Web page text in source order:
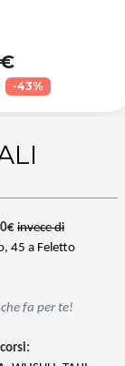
-43%
invece di
45 a Feletto
fa per te!